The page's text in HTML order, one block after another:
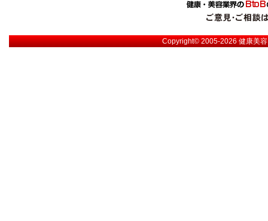
Copyright© 2005-2026健康美